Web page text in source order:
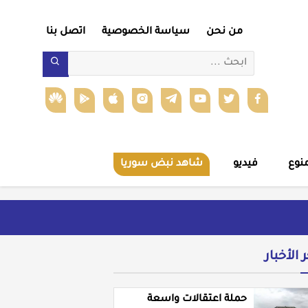
من نحن سياسة الخصوصية اتصل بنا
فيديو شاهد نبض سوريا
الأخبار
حملة اعتقالات واسعة